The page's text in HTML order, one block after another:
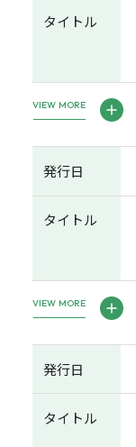
タイトル
VIEW MORE
発行日
タイトル
VIEW MORE
発行日
タイトル